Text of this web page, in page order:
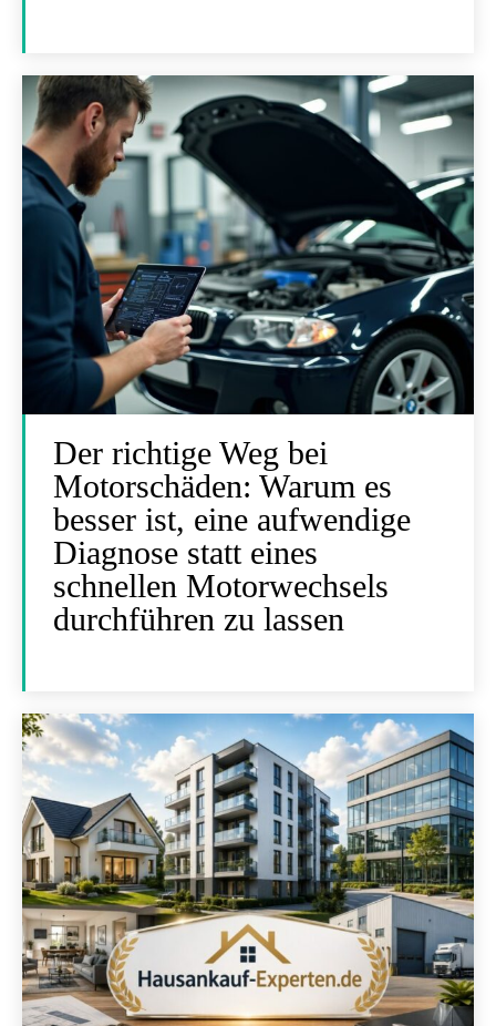
Der richtige Weg bei
Motorschäden: Warum es
besser ist, eine aufwendige
Diagnose statt eines
schnellen Motorwechsels
durchführen zu lassen